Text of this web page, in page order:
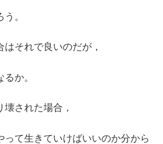
。
それで良いのだが，
か。
された場合，
って生きていけばいいのか分から